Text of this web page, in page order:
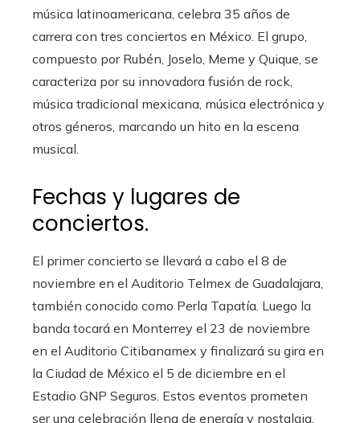
música latinoamericana, celebra 35 años de
carrera con tres conciertos en México. El grupo,
compuesto por Rubén, Joselo, Meme y Quique, se
caracteriza por su innovadora fusión de rock,
música tradicional mexicana, música electrónica y
otros géneros, marcando un hito en la escena
musical.
Fechas y lugares de
conciertos.
El primer concierto se llevará a cabo el 8 de
noviembre en el Auditorio Telmex de Guadalajara,
también conocido como Perla Tapatía. Luego la
banda tocará en Monterrey el 23 de noviembre
en el Auditorio Citibanamex y finalizará su gira en
la Ciudad de México el 5 de diciembre en el
Estadio GNP Seguros. Estos eventos prometen
ser una celebración llena de energía y nostalgia,